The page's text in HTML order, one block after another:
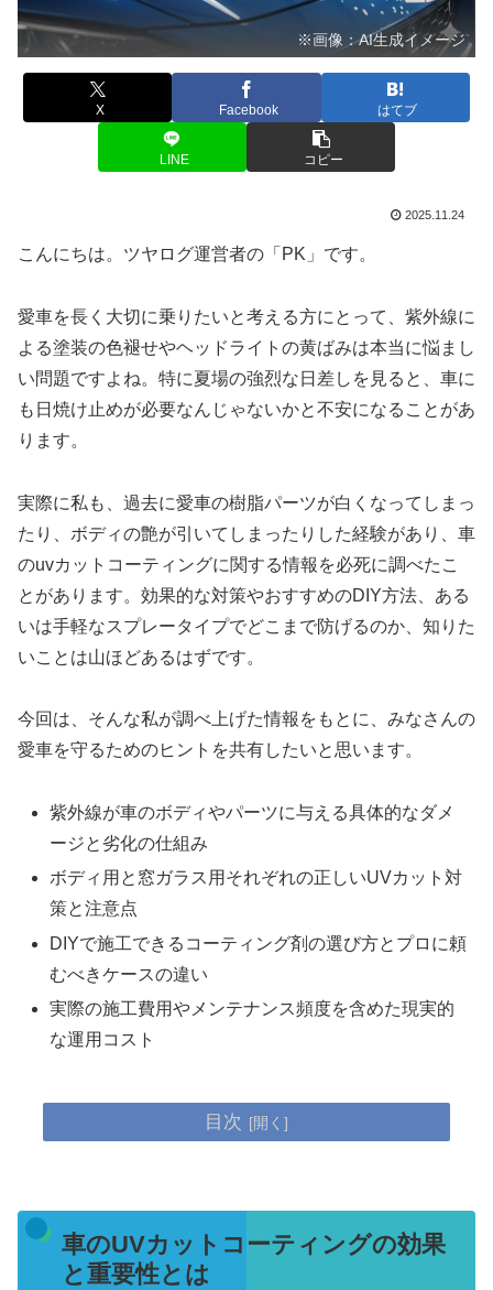
※画像：AI生成イメージ
X Facebook はてブ
LINE コピー
2025.11.24
こんにちは。ツヤログ運営者の「PK」です。
愛車を長く大切に乗りたいと考える方にとって、紫外線に
よる塗装の色褪せやヘッドライトの黄ばみは本当に悩まし
い問題ですよね。特に夏場の強烈な日差しを見ると、車に
も日焼け止めが必要なんじゃないかと不安になることがあ
ります。
実際に私も、過去に愛車の樹脂パーツが白くなってしまっ
たり、ボディの艶が引いてしまったりした経験があり、車
のuvカットコーティングに関する情報を必死に調べたこ
とがあります。効果的な対策やおすすめのDIY方法、ある
いは手軽なスプレータイプでどこまで防げるのか、知りた
いことは山ほどあるはずです。
今回は、そんな私が調べ上げた情報をもとに、みなさんの
愛車を守るためのヒントを共有したいと思います。
紫外線が車のボディやパーツに与える具体的なダメ
ージと劣化の仕組み
ボディ用と窓ガラス用それぞれの正しいUVカット対
策と注意点
DIYで施工できるコーティング剤の選び方とプロに頼
むべきケースの違い
実際の施工費用やメンテナンス頻度を含めた現実的
な運用コスト
目次
車のUVカットコーティングの効果
と重要性とは